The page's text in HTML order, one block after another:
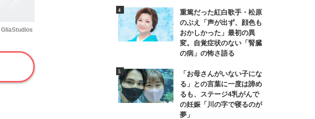
GliaStudios
重篤だった紅白歌手・松原
のぶえ「声が出ず、顔色も
おかしかった」最初の異
変。自覚症状のない「腎臓
の病」の怖さ語る
「お母さんがいない子にな
る」との言葉に一度は諦め
るも、ステージ4乳がんで
の妊娠「川の字で寝るのが
夢」